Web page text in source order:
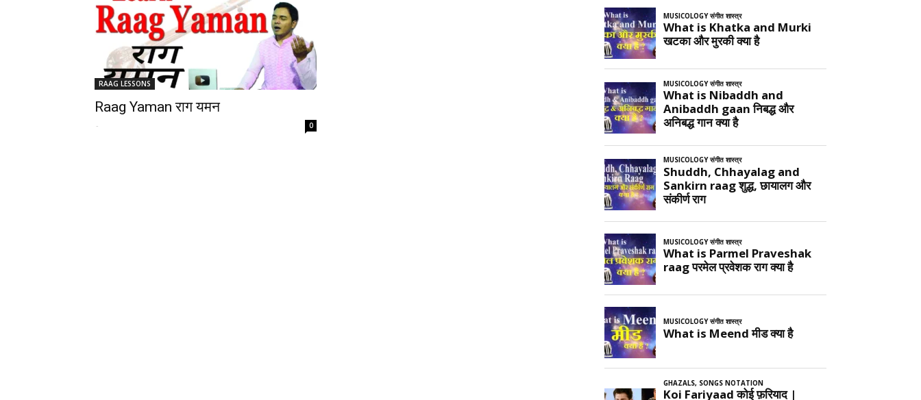
RAAG LESSONS
Raag Yaman राग यमन
- 0